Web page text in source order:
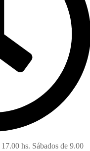
hs. Sábados de 9.00